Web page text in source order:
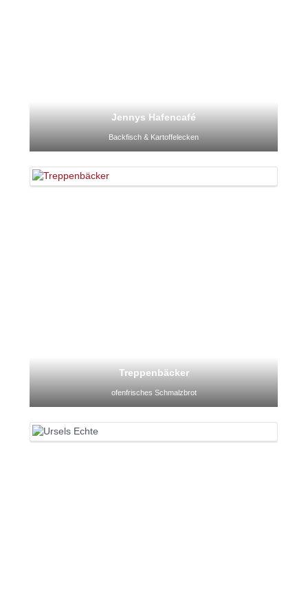
Jennys Hafencafé
Backfisch & Kartoffelecken
Treppenbäcker
ofenfrisches Schmalzbrot